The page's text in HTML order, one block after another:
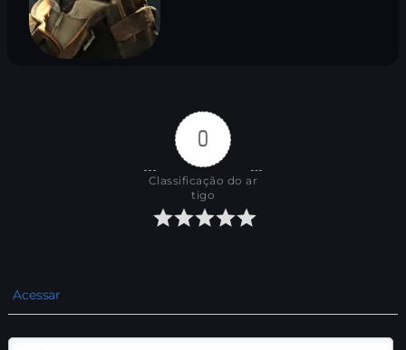
0
Classificação do ar
tigo
Acessar